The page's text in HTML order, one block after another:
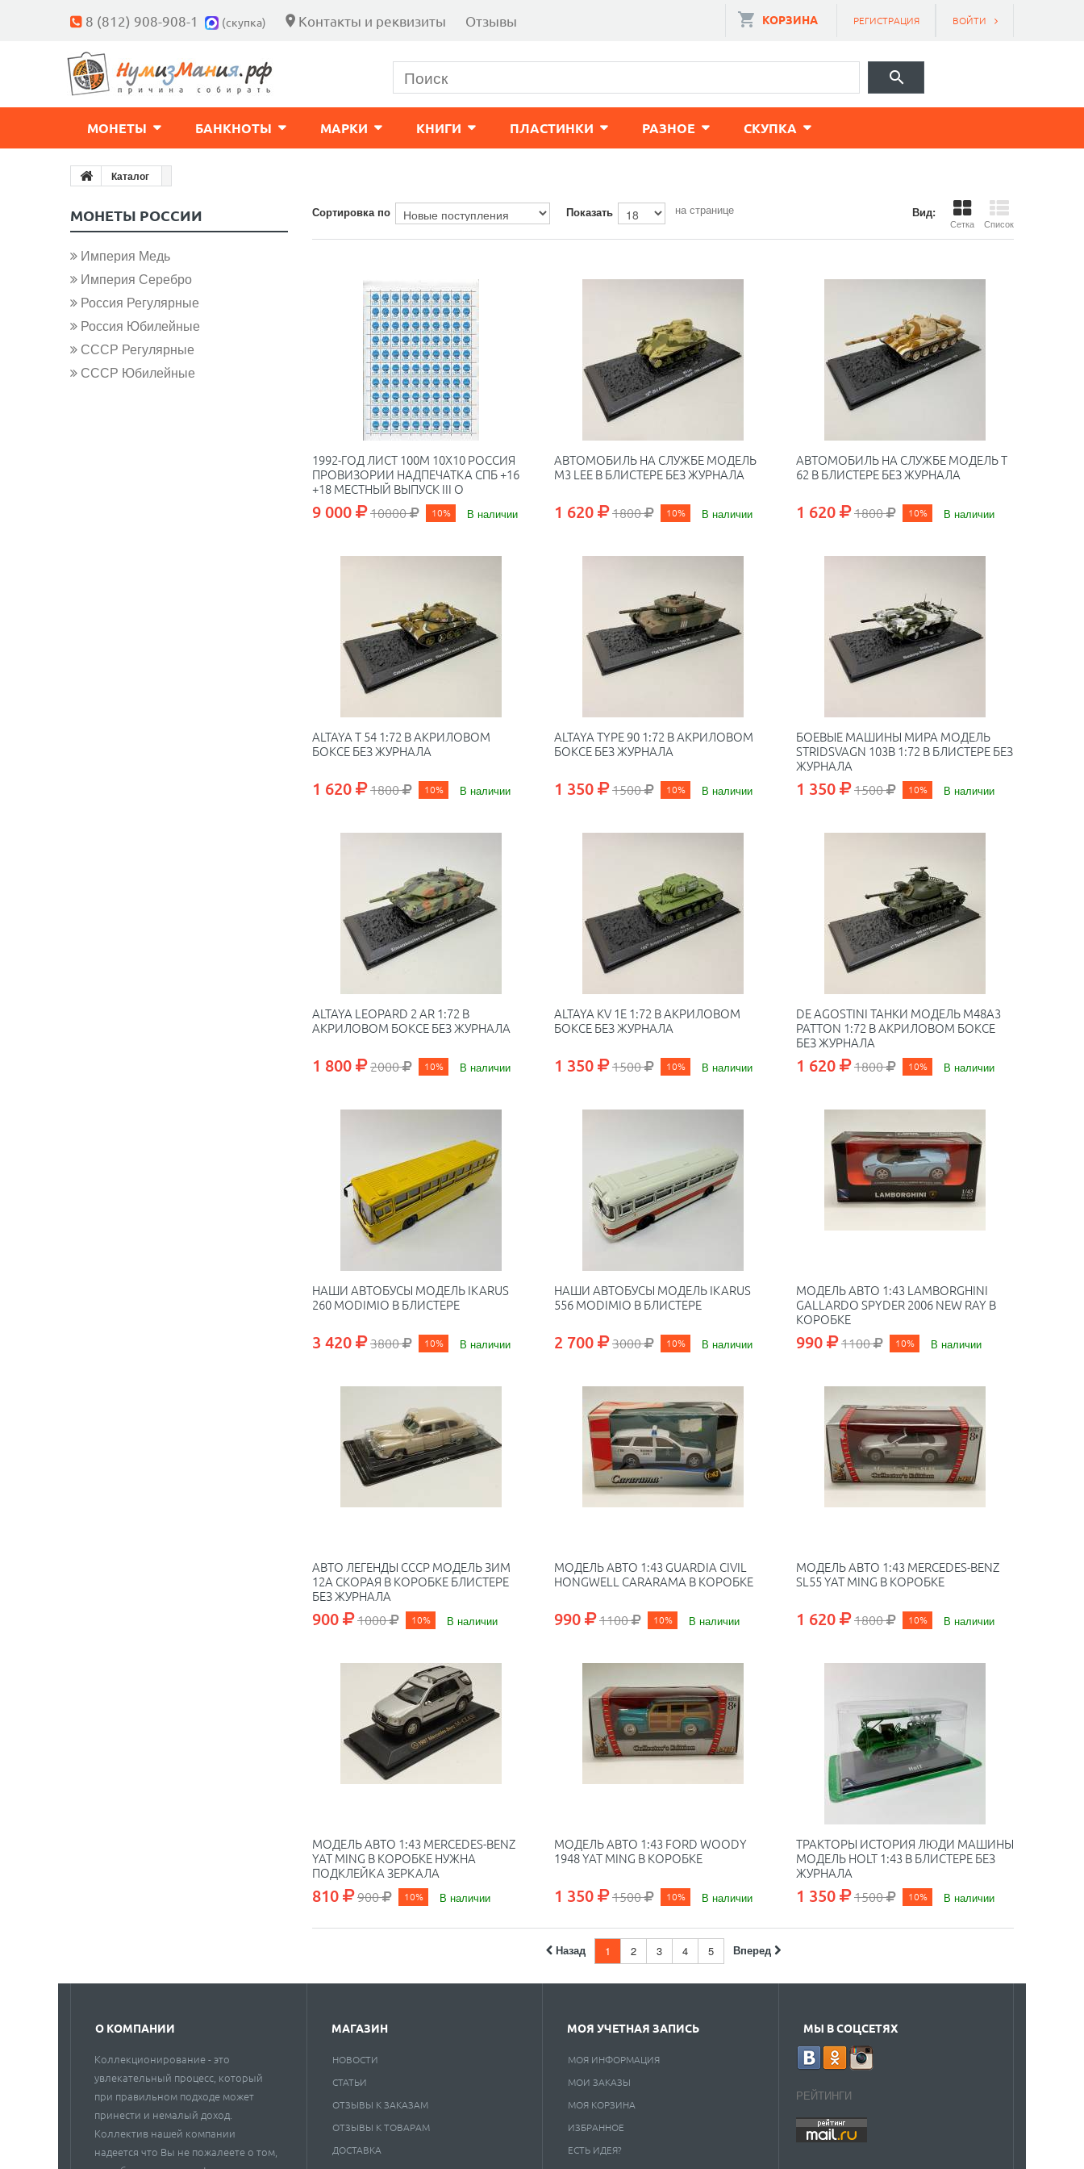
8 (812) 908-908-1 (скупка) Контакты и реквизиты Отзывы ВОЙТИ
РЕГИСТРАЦИЯ
КОРЗИНА
МОНЕТЫ БАНКНОТЫ МАРКИ КНИГИ ПЛАСТИНКИ РАЗНОЕ CКУПКА
Каталог
Вид:
Сетка Список
Сортировка по Показать на странице
1992-ГОД ЛИСТ 100М 10Х10 РОССИЯ
ПРОВИЗОРИИ НАДПЕЧАТКА СПБ +16
+18 МЕСТНЫЙ ВЫПУСК III O
9 000 10000 10% В наличии
АВТОМОБИЛЬ НА СЛУЖБЕ МОДЕЛЬ
M3 LEE В БЛИСТЕРЕ БЕЗ ЖУРНАЛА
1 620 1800 10% В наличии
АВТОМОБИЛЬ НА СЛУЖБЕ МОДЕЛЬ Т
62 В БЛИСТЕРЕ БЕЗ ЖУРНАЛА
1 620 1800 10% В наличии
ALTAYA T 54 1:72 В АКРИЛОВОМ
БОКСЕ БЕЗ ЖУРНАЛА
1 620 1800 10% В наличии
ALTAYA TYPE 90 1:72 В АКРИЛОВОМ
БОКСЕ БЕЗ ЖУРНАЛА
1 350 1500 10% В наличии
БОЕВЫЕ МАШИНЫ МИРА МОДЕЛЬ
STRIDSVAGN 103B 1:72 В БЛИСТЕРЕ БЕЗ
ЖУРНАЛА
1 350 1500 10% В наличии
ALTAYA LEOPARD 2 AR 1:72 В
АКРИЛОВОМ БОКСЕ БЕЗ ЖУРНАЛА
1 800 2000 10% В наличии
ALTAYA KV 1E 1:72 В АКРИЛОВОМ
БОКСЕ БЕЗ ЖУРНАЛА
1 350 1500 10% В наличии
DE AGOSTINI ТАНКИ МОДЕЛЬ M48A3
PATTON 1:72 В АКРИЛОВОМ БОКСЕ
БЕЗ ЖУРНАЛА
1 620 1800 10% В наличии
НАШИ АВТОБУСЫ МОДЕЛЬ IKARUS
260 MODIMIO В БЛИСТЕРЕ
3 420 3800 10% В наличии
НАШИ АВТОБУСЫ МОДЕЛЬ IKARUS
556 MODIMIO В БЛИСТЕРЕ
2 700 3000 10% В наличии
МОДЕЛЬ АВТО 1:43 LAMBORGHINI
GALLARDO SPYDER 2006 NEW RAY В
КОРОБКЕ
990 1100 10% В наличии
АВТО ЛЕГЕНДЫ CCCР МОДЕЛЬ ЗИМ
12А СКОРАЯ В КОРОБКЕ БЛИСТЕРЕ
БЕЗ ЖУРНАЛА
900 1000 10% В наличии
MОДЕЛЬ АВТО 1:43 GUARDIA CIVIL
HONGWELL CARARAMA В КОРОБКЕ
990 1100 10% В наличии
МОДЕЛЬ АВТО 1:43 MERCEDES-BENZ
SL55 YAT MING В КОРОБКЕ
1 620 1800 10% В наличии
МОДЕЛЬ АВТО 1:43 MERCEDES-BENZ
YAT MING В КОРОБКЕ НУЖНА
ПОДКЛЕЙКА ЗЕРКАЛА
810 900 10% В наличии
МОДЕЛЬ АВТО 1:43 FORD WOODY
1948 YAT MING В КОРОБКЕ
1 350 1500 10% В наличии
ТРАКТОРЫ ИСТОРИЯ ЛЮДИ МАШИНЫ
МОДЕЛЬ HOLT 1:43 В БЛИСТЕРЕ БЕЗ
ЖУРНАЛА
1 350 1500 10% В наличии
Назад 1 2 3 4 5 Вперед
МОНЕТЫ РОССИИ
Империя Медь
Империя Серебро
Россия Регулярные
Россия Юбилейные
СССР Регулярные
СССР Юбилейные
О КОМПАНИИ
Коллекционирование - это
увлекательный процесс, который
при правильном подходе может
принести и немалый доход.
Коллектив нашей компании
надеется что Вы не пожалеете о том,
МАГАЗИН
НОВОСТИ
СТАТЬИ
ОТЗЫВЫ К ЗАКАЗАМ
ОТЗЫВЫ К ТОВАРАМ
ДОСТАВКА
МОЯ УЧЕТНАЯ ЗАПИСЬ
МОЯ ИНФОРМАЦИЯ
МОИ ЗАКАЗЫ
МОЯ КОРЗИНА
ИЗБРАННОЕ
ЕСТЬ ИДЕЯ?
МЫ В СОЦСЕТЯХ
РЕЙТИНГИ